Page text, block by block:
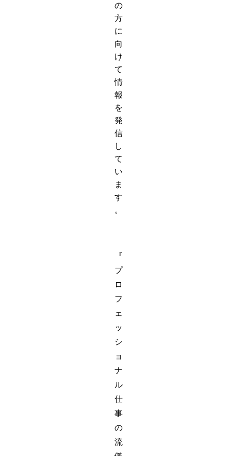
の
方
に
向
け
て
情
報
を
発
信
し
て
い
ま
す
。
『
プ
ロ
フ
ェ
ッ
シ
ョ
ナ
ル
仕
事
の
流